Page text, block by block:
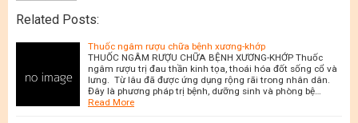
Related Posts:
Thuốc ngâm rượu chữa bệnh xương-khớp
THUỐC NGÂM RƯỢU CHỮA BỆNH XƯƠNG-KHỚP Thuốc
ngâm rượu trị đau thần kinh tọa, thoái hóa đốt sống cổ và
lưng. Từ lâu đã được ứng dụng rộng rãi trong nhân dân.
Đây là phương pháp trị bệnh, dưỡng sinh và phòng bệ…
Read More